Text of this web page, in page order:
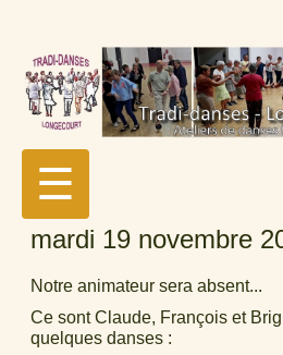
☰
mardi 19 novembre
Notre animateur sera absent...
Ce sont Claude, François et
quelques danses :